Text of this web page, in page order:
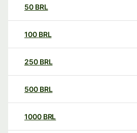
50 BRL
100 BRL
250 BRL
500 BRL
1000 BRL